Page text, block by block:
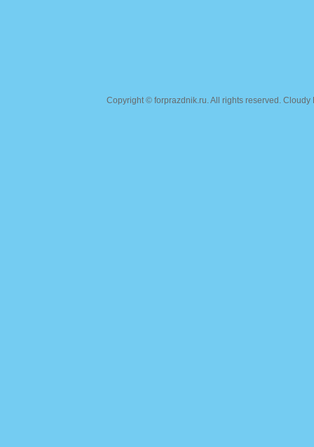
Copyright © forprazdnik.ru. All rights reserved.